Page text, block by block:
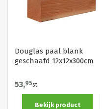
Douglas paal blank
geschaafd 12x12x300cm
53,95st
Bekijk product